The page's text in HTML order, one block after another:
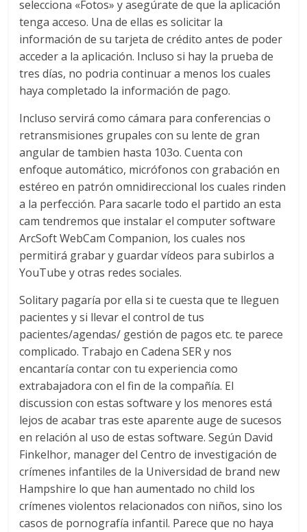
selecciona «Fotos» y asegúrate de que la aplicación
tenga acceso. Una de ellas es solicitar la
información de su tarjeta de crédito antes de poder
acceder a la aplicación. Incluso si hay la prueba de
tres días, no podria continuar a menos los cuales
haya completado la información de pago.
Incluso servirá como cámara para conferencias o
retransmisiones grupales con su lente de gran
angular de tambien hasta 103o. Cuenta con
enfoque automático, micrófonos con grabación en
estéreo en patrón omnidireccional los cuales rinden
a la perfección. Para sacarle todo el partido an esta
cam tendremos que instalar el computer software
ArcSoft WebCam Companion, los cuales nos
permitirá grabar y guardar vídeos para subirlos a
YouTube y otras redes sociales.
Solitary pagaría por ella si te cuesta que te lleguen
pacientes y si llevar el control de tus
pacientes/agendas/ gestión de pagos etc. te parece
complicado. Trabajo en Cadena SER y nos
encantaría contar con tu experiencia como
extrabajadora con el fin de la compañía. El
discussion con estas software y los menores está
lejos de acabar tras este aparente auge de sucesos
en relación al uso de estas software. Según David
Finkelhor, manager del Centro de investigación de
crímenes infantiles de la Universidad de brand new
Hampshire lo que han aumentado no child los
crímenes violentos relacionados con niños, sino los
casos de pornografía infantil. Parece que no haya